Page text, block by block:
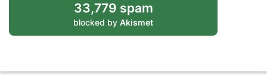
33,779 spam
blocked by Akismet